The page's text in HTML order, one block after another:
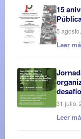
15
5
Leer
31 julio,
Leer